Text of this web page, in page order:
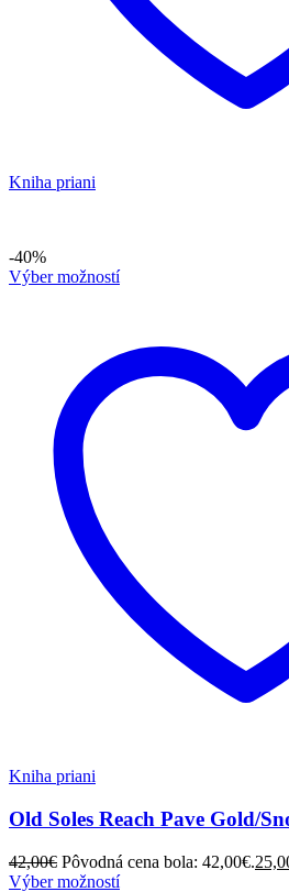
Kniha priani
-40%
Výber možností
Kniha priani
Old Soles Reach Pave Gold/
42,00€ Pôvodná cena bola: 42,00€.
Výber možností